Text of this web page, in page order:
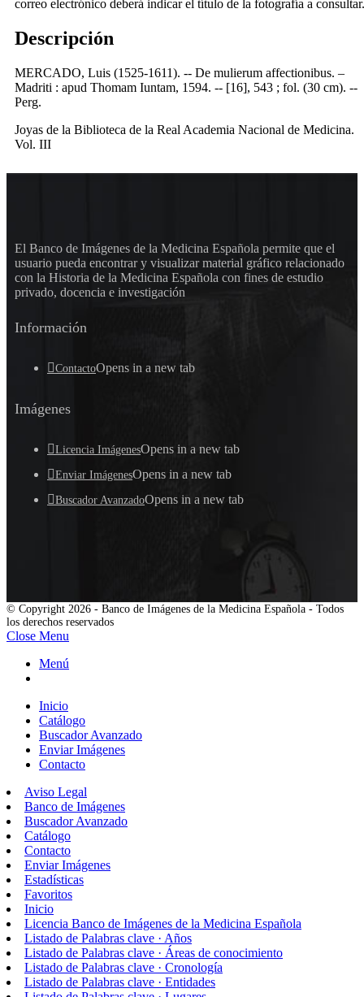
correo electrónico deberá indicar el título de la fotografía a consultar.
Descripción
MERCADO, Luis (1525-1611). -- De mulierum affectionibus. –
Madriti : apud Thomam Iuntam, 1594. -- [16], 543 ; fol. (30 cm). --
Perg.
Joyas de la Biblioteca de la Real Academia Nacional de Medicina.
Vol. III
El Banco de Imágenes de la Medicina Española permite que el
usuario pueda encontrar y visualizar material gráfico relacionado
con la Historia de la Medicina Española con fines de estudio
privado, docencia e investigación
Información
ContactoOpens in a new tab
Imágenes
Licencia ImágenesOpens in a new tab
Enviar ImágenesOpens in a new tab
Buscador AvanzadoOpens in a new tab
© Copyright 2026 - Banco de Imágenes de la Medicina Española - Todos
los derechos reservados
Close Menu
Menú
Inicio
Catálogo
Buscador Avanzado
Enviar Imágenes
Contacto
Aviso Legal
Banco de Imágenes
Buscador Avanzado
Catálogo
Contacto
Enviar Imágenes
Estadísticas
Favoritos
Inicio
Licencia Banco de Imágenes de la Medicina Española
Listado de Palabras clave · Años
Listado de Palabras clave · Áreas de conocimiento
Listado de Palabras clave · Cronología
Listado de Palabras clave · Entidades